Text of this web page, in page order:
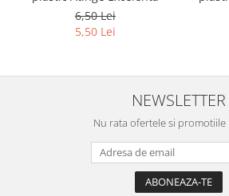
6,50 Lei
5,50 Lei
NEWSLETTER
Nu rata ofertele si